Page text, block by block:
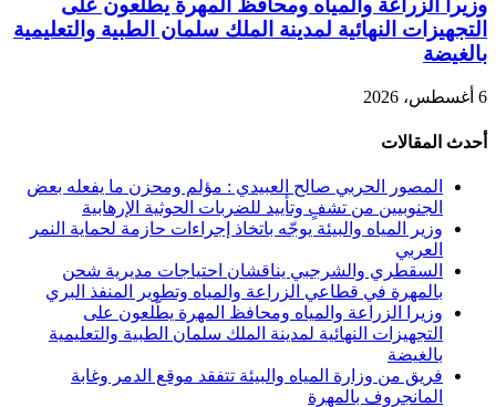
التجهيزات النهائية لمدينة الملك سلمان الطبية والتعليمية
بالغيضة
6 أغسطس، 2026
أحدث المقالات
المصور الحربي صالح العبيدي : مؤلم ومحزن ما يفعله بعض
الجنوبيين من تشفٍ وتأييد للضربات الحوثية الإرهابية
وزير المياه والبيئة يوجّه باتخاذ إجراءات حازمة لحماية النمر
العربي
السقطري والشرجبي يناقشان احتياجات مديرية شحن
بالمهرة في قطاعي الزراعة والمياه وتطوير المنفذ البري
وزيرا الزراعة والمياه ومحافظ المهرة يطّلعون على
التجهيزات النهائية لمدينة الملك سلمان الطبية والتعليمية
بالغيضة
فريق من وزارة المياه والبيئة تتفقد موقع الدمر وغابة
المانجروف بالمهرة